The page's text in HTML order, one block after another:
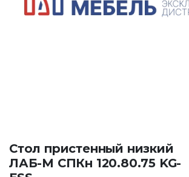
Стол пристенный низкий
ЛАБ-М СПКн 120.80.75 KG-